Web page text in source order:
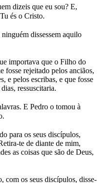
dizeis que eu sou? E,
és o Cristo.
dissessem aquilo
importava que o Filho do
fosse rejeitado pelos anciãos,
e pelos escribas, e que fosse
ressuscitaria.
E Pedro o tomou à
para os seus discípulos,
te de diante de mim,
as coisas que são de Deus,
com os seus discípulos, disse-